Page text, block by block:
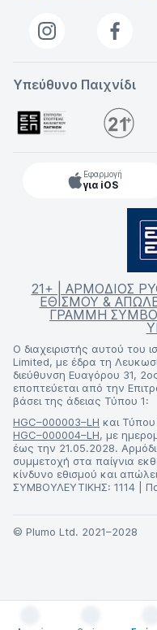
Υπεύθυνο Παιχνίδι
Εφαρμογή
για iOS
21+ | ΑΡΜΟΔΙΟΣ
ΕΘΙΣΜΟΥ &
ΓΡΑΜΜΗ
Ο διαχειριστής αυτού του
Limited, με έδρα τη
διεύθυνση Ευαγόρου 31,
εποπτεύεται από την
βάσει της άδειας Τύπου 1:
HGC–000003–LH και
HGC–000004–LH, με
έως την 21.05.2028.
συμμετοχή στα παίγνια
κίνδυνο εθισμού και
ΣΥΜΒΟΥΛΕΥΤΙΚΗΣ: 1114 |
© Plumo Ltd. 2021–2028